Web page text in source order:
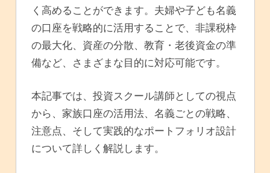
く高めることができます。夫婦や子ども名義
の口座を戦略的に活用することで、非課税枠
の最大化、資産の分散、教育・老後資金の準
備など、さまざまな目的に対応可能です。
本記事では、投資スクール講師としての視点
から、家族口座の活用法、名義ごとの戦略、
注意点、そして実践的なポートフォリオ設計
について詳しく解説します。